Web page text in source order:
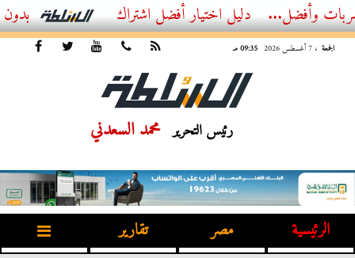
أفضل اشتراك IPTV بدون تقطيع 2026 – دليل المشاهد العصري
الجمعة ، 7 أغسطس 2026 09:35 مـ
رئيس التحرير محمد السعدني
الرئيسية مصر تقارير